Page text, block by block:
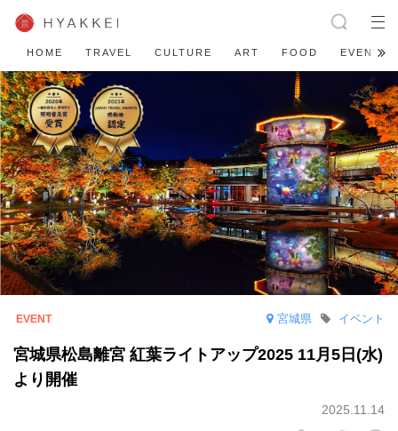
HOME TRAVEL CULTURE ART FOOD EVENT
宮城県 イベント
宮城県松島離宮 紅葉ライトアップ2025 11月5日(水)
より開催
2025.11.14